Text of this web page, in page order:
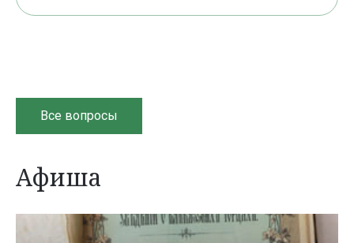
Все вопросы
Афиша